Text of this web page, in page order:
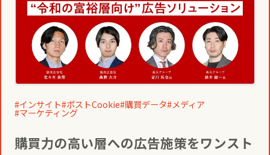
マーケティング
クリエイティブ
アクティベーション
環境
社会
当社の歩み
役員一覧
本社・支社アクセス
通年採用
障がい者採用
トップへ
インサイト ポストCookie 購買データ メディア
マーケティング
購買力の高い層への広告施策をワンスト